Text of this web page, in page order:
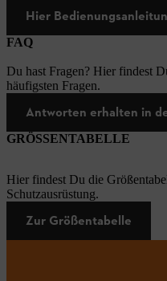
Hier
FAQ
Du hast Fragen? Hier findest
häufigsten Fragen.
Antworten erhalten in
GRÖSSENTABELLE
Hier findest Du die
Schutzausrüstung.
Zur Größentabelle